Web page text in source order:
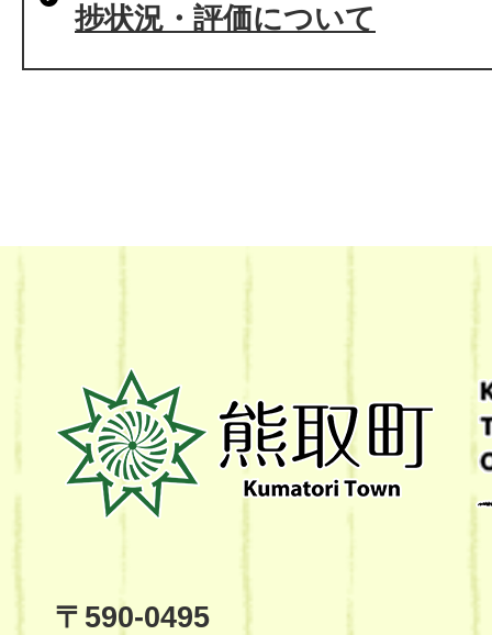
捗状況・評価について
熊
取
町
Kumatori
Site
〒590-0495